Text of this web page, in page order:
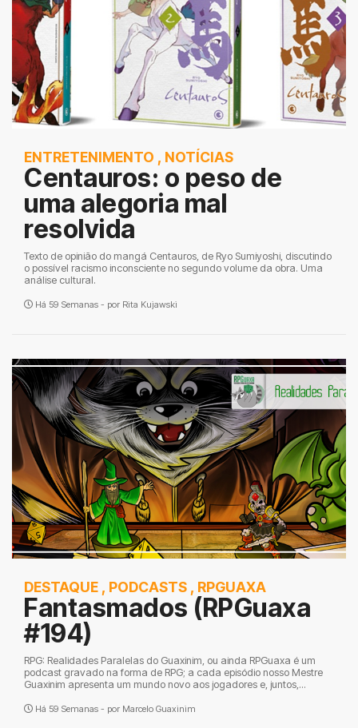
ENTRETENIMENTO , NOTÍCIAS
Centauros: o peso de
uma alegoria mal
resolvida
Texto de opinião do mangá Centauros, de Ryo Sumiyoshi, discutindo
o possível racismo inconsciente no segundo volume da obra. Uma
análise cultural.
Há 59 Semanas - por Rita Kujawski
DESTAQUE , PODCASTS , RPGUAXA
Fantasmados (RPGuaxa
#194)
RPG: Realidades Paralelas do Guaxinim, ou ainda RPGuaxa é um
podcast gravado na forma de RPG; a cada episódio nosso Mestre
Guaxinim apresenta um mundo novo aos jogadores e, juntos,...
Há 59 Semanas - por Marcelo Guaxinim